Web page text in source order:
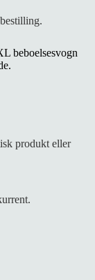
.
produkt eller
beboelsesvogn